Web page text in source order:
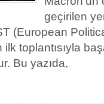
geçirilen
(European
toplantısıyla
Bu yazıda,